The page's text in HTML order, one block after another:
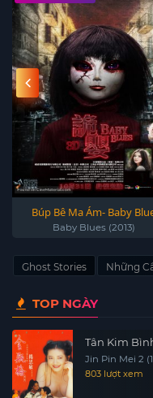
Búp Bê Ma Ám- Baby
(2013)
Baby Blues (2013)
Ghost Stories Những
TOP NGÀY
Tân Kim
Jin Pin Mei 2
803 lượt xem